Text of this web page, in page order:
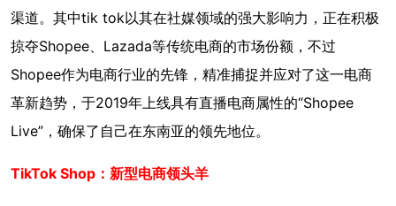
渠道。其中tik tok以其在社媒领域的强大影响力，正在积极
掠夺Shopee、Lazada等传统电商的市场份额，不过
Shopee作为电商行业的先锋，精准捕捉并应对了这一电商
革新趋势，于2019年上线具有直播电商属性的“Shopee
Live”，确保了自己在东南亚的领先地位。
TikTok Shop：新型电商领头羊